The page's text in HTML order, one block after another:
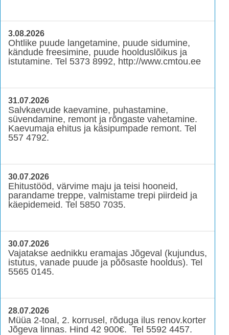
3.08.2026
Ohtlike puude langetamine, puude sidumine,
kändude freesimine, puude hoolduslõikus ja
istutamine. Tel 5373 8992, http://www.cmtou.ee
31.07.2026
Salvkaevude kaevamine, puhastamine,
süvendamine, remont ja rõngaste vahetamine.
Kaevumaja ehitus ja käsipumpade remont. Tel
557 4792.
30.07.2026
Ehitustööd, värvime maju ja teisi hooneid,
parandame treppe, valmistame trepi piirdeid ja
käepidemeid. Tel 5850 7035.
30.07.2026
Vajatakse aednikku eramajas Jõgeval (kujundus,
istutus, vanade puude ja põõsaste hooldus). Tel
5565 0145.
28.07.2026
Müüa 2-toal, 2. korrusel, rõduga ilus renov.korter
Jõgeva linnas. Hind 42 900€. Tel 5592 4457.